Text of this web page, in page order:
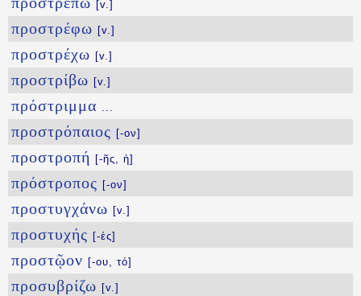
[v.]
προστρέφω [v.]
προστρέχω [v.]
προστρίβω [v.]
πρόστριμμα ...
προστρόπαιος [-ον]
προστροπή [-ῆς, ἡ]
πρόστροπος [-ον]
προστυγχάνω [v.]
προστυχής [-ές]
προστῷον [-ου, τό]
προσυβρίζω [v.]